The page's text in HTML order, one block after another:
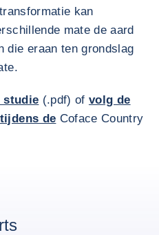
kan
mate de aard
die eraan ten grondslag
studie (.pdf) of volg de
de Coface Country